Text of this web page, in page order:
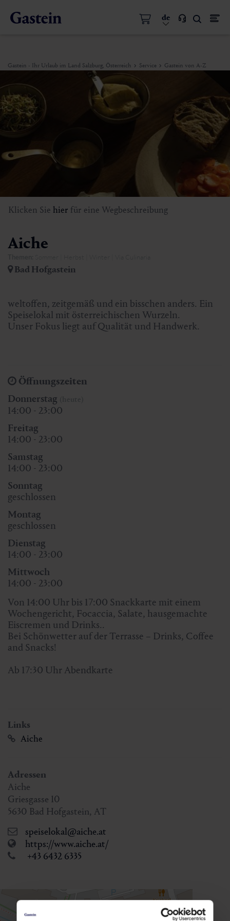
de
Gastein - Ihr Urlaub im Land Salzburg, Österreich Service Gastein von A-Z
Klicken Sie hier für eine Wegbeschreibung
Aiche
Bad Hofgastein
weltoffen, zeitgemäß und ein bisschen anders. Ein
Speiselokal mit österreichischen Wurzeln.
Unser Fokus liegt auf Qualität und Handwerk.
Öffnungszeiten
Donnerstag
14:00 - 23:00
Freitag
14:00 - 23:00
Samstag
14:00 - 23:00
Sonntag
geschlossen
Montag
geschlossen
Dienstag
14:00 - 23:00
Mittwoch
14:00 - 23:00
Von 14:00 Uhr bis 17:00 Snackkarte mit einem
Wochengericht, Focaccia, Salate, hausgemachte
Eiscremen und Drinks..
Bei Schönwetter auf der Terrasse – Drinks, Coffee
and Snacks!
Ab 17:30 Uhr Abendkarte
Links
Aiche
Adressen
Aiche
Griesgasse 10
5630 Bad Hofgastein, AT
speiselokal@aiche.at
https://www.aiche.at/
+43 6432 6335